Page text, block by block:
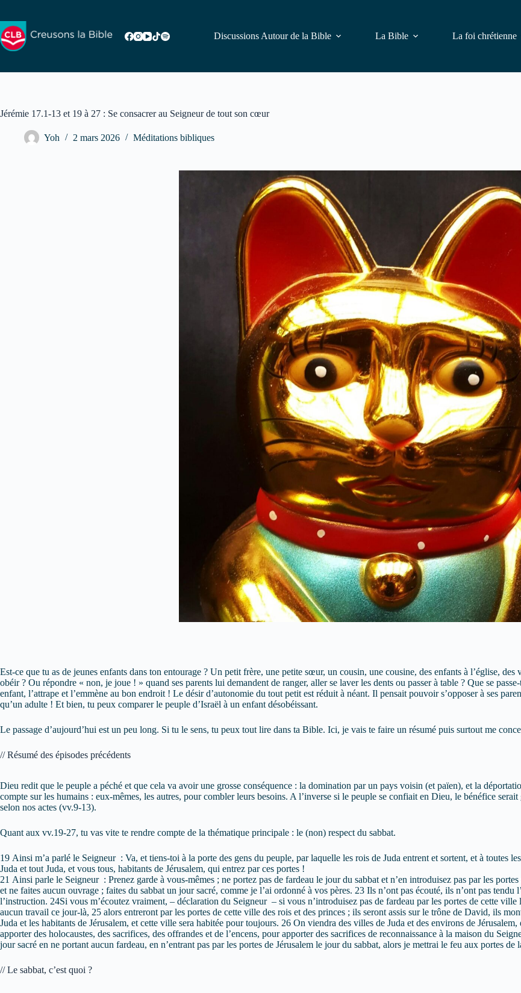
contenu
Discussions Autour de la Bible
La Bible La foi chrétienne
Jérémie 17.1-13 et 19 à 27 : Se consacrer au Seigneur de tout son cœur
Yoh 2 mars 2026 Méditations bibliques
Est-ce que tu as de jeunes enfants dans ton entourage ? Un petit frère, une petite sœur, un cousin, une cousine, des enfants à l’église,
obéir ? Ou répondre « non, je joue ! » quand ses parents lui demandent de ranger, aller se laver les dents ou passer à table ? Que se
enfant, l’attrape et l’emmène au bon endroit ! Le désir d’autonomie du tout petit est réduit à néant. Il pensait pouvoir s’opposer à ses
qu’un adulte ! Et bien, tu peux comparer le peuple d’Israël à un enfant désobéissant.
Le passage d’aujourd’hui est un peu long. Si tu le sens, tu peux tout lire dans ta Bible. Ici, je vais te faire un résumé puis surtout me
// Résumé des épisodes précédents
Dieu redit que le peuple a péché et que cela va avoir une grosse conséquence : la domination par un pays voisin (et païen), et la
compte sur les humains : eux-mêmes, les autres, pour combler leurs besoins. A l’inverse si le peuple se confiait en Dieu, le bénéfice
selon nos actes (vv.9-13).
Quant aux vv.19-27, tu vas vite te rendre compte de la thématique principale : le (non) respect du sabbat.
19 Ainsi m’a parlé le Seigneur : Va, et tiens-toi à la porte des gens du peuple, par laquelle les rois de Juda entrent et sortent, et à toutes
Juda et tout Juda, et vous tous, habitants de Jérusalem, qui entrez par ces portes !
21 Ainsi parle le Seigneur : Prenez garde à vous-mêmes ; ne portez pas de fardeau le jour du sabbat et n’en introduisez pas par les
et ne faites aucun ouvrage ; faites du sabbat un jour sacré, comme je l’ai ordonné à vos pères. 23 Ils n’ont pas écouté, ils n’ont pas
l’instruction. 24Si vous m’écoutez vraiment, – déclaration du Seigneur – si vous n’introduisez pas de fardeau par les portes de cette
aucun travail ce jour-là, 25 alors entreront par les portes de cette ville des rois et des princes ; ils seront assis sur le trône de David, ils
Juda et les habitants de Jérusalem, et cette ville sera habitée pour toujours. 26 On viendra des villes de Juda et des environs de
apporter des holocaustes, des sacrifices, des offrandes et de l’encens, pour apporter des sacrifices de reconnaissance à la maison du
jour sacré en ne portant aucun fardeau, en n’entrant pas par les portes de Jérusalem le jour du sabbat, alors je mettrai le feu aux portes
// Le sabbat, c’est quoi ?